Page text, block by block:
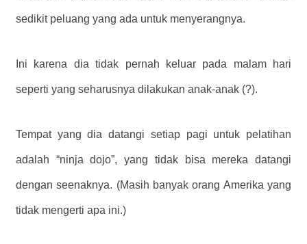
sedikit peluang yang ada untuk menyerangnya.
Ini karena dia tidak pernah keluar pada malam hari
seperti yang seharusnya dilakukan anak-anak (?).
Tempat yang dia datangi setiap pagi untuk pelatihan
adalah “ninja dojo”, yang tidak bisa mereka datangi
dengan seenaknya. (Masih banyak orang Amerika yang
tidak mengerti apa ini.)